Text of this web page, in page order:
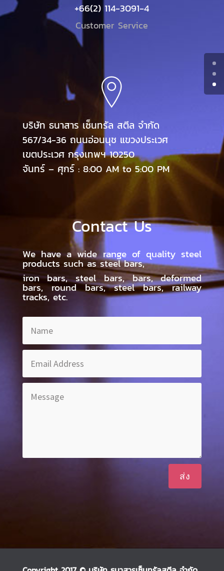
+66(2) 114-3091-4
Customer Service
บริษัท ธนาสาร เซ็นทรัล สตีล จำกัด
567/34-36 ถนนอ่อนนุช แขวงประเวศ
เขตประเวศ กรุงเทพฯ 10250
จันทร์ – ศุกร์ : 8:00 AM to 5:00 PM
Contact Us
We have a wide range of quality steel
products such as steel bars,
iron bars, steel bars, bars, deformed
bars, round bars, steel bars, railway
tracks, etc.
ส่ง